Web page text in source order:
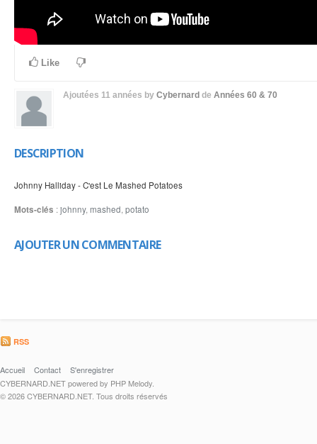
Like
Ajoutées 11 années by Cybernard de Années 60 & 70
DESCRIPTION
Johnny Halliday - C'est Le Mashed Potatoes
Mots-clés :johnny, mashed, potato
AJOUTER UN COMMENTAIRE
RSS
Accueil Contact
S'enregistrer
CYBERNARD.NET powered by PHP Melody.
© 2026 CYBERNARD.NET. Tous droits réservés